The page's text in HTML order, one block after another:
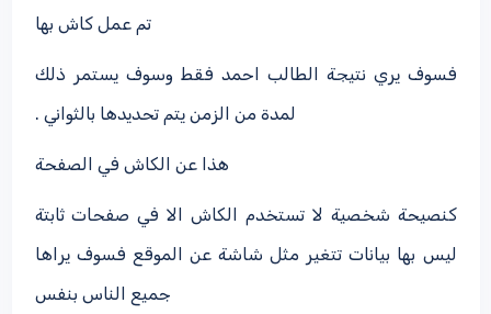
تم عمل كاش بها
فسوف يري نتيجة الطالب احمد فقط وسوف يستمر ذلك
لمدة من الزمن يتم تحديدها بالثواني .
هذا عن الكاش في الصفحة
كنصيحة شخصية لا تستخدم الكاش الا في صفحات ثابتة
ليس بها بيانات تتغير مثل شاشة عن الموقع فسوف يراها
جميع الناس بنفس